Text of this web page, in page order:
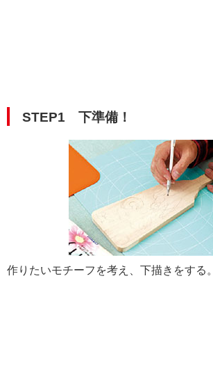
STEP1 下準備！
作りたいモチーフを考え、下描きをする。